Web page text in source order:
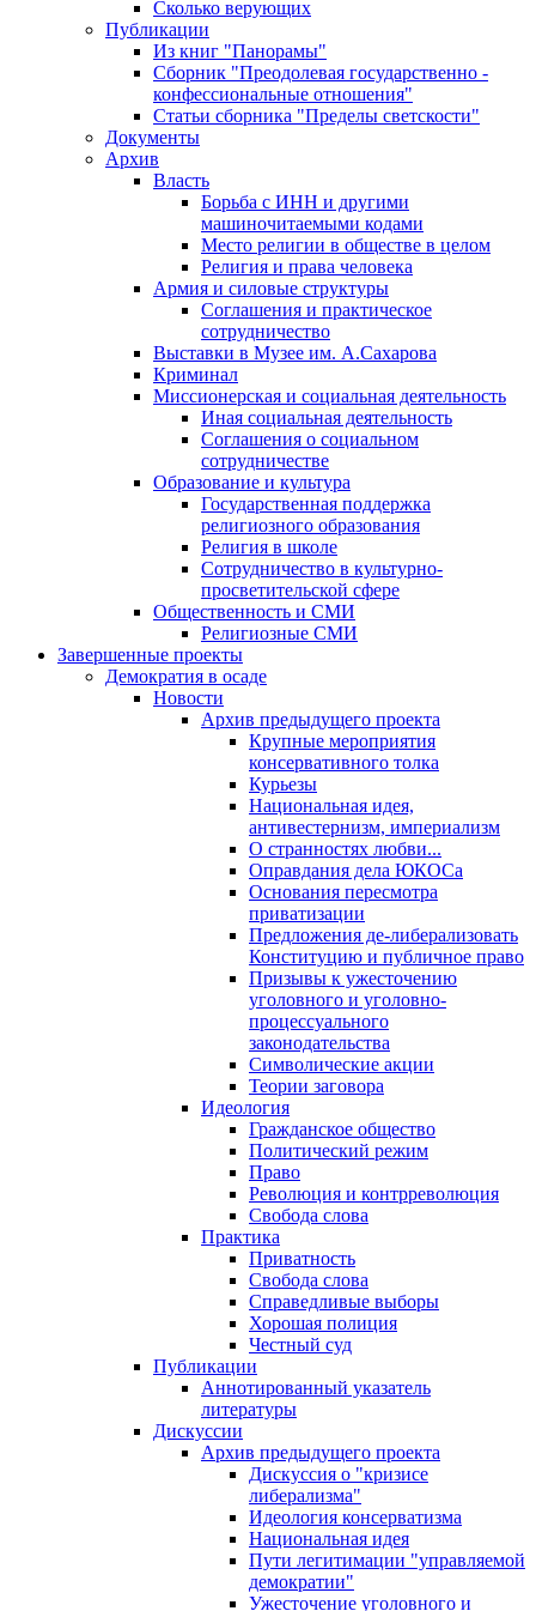
Сколько верующих
Публикации
Из книг "Панорамы"
Сборник "Преодолевая государственно -
конфессиональные отношения"
Статьи сборника "Пределы светскости"
Документы
Архив
Власть
Борьба с ИНН и другими
машиночитаемыми кодами
Место религии в обществе в целом
Религия и права человека
Армия и силовые структуры
Соглашения и практическое
сотрудничество
Выставки в Музее им. А.Сахарова
Криминал
Миссионерская и социальная деятельность
Иная социальная деятельность
Соглашения о социальном
сотрудничестве
Образование и культура
Государственная поддержка
религиозного образования
Религия в школе
Сотрудничество в культурно-
просветительской сфере
Общественность и СМИ
Религиозные СМИ
Завершенные проекты
Демократия в осаде
Новости
Архив предыдущего проекта
Крупные мероприятия
консервативного толка
Курьезы
Национальная идея,
антивестернизм, империализм
О странностях любви...
Оправдания дела ЮКОСа
Основания пересмотра
приватизации
Предложения де-либерализовать
Конституцию и публичное право
Призывы к ужесточению
уголовного и уголовно-
процессуального
законодательства
Символические акции
Теории заговора
Идеология
Гражданское общество
Политический режим
Право
Революция и контрреволюция
Свобода слова
Практика
Приватность
Свобода слова
Справедливые выборы
Хорошая полиция
Честный суд
Публикации
Аннотированный указатель
литературы
Дискуссии
Архив предыдущего проекта
Дискуссия о "кризисе
либерализма"
Идеология консерватизма
Национальная идея
Пути легитимации "управляемой
демократии"
Ужесточение уголовного и